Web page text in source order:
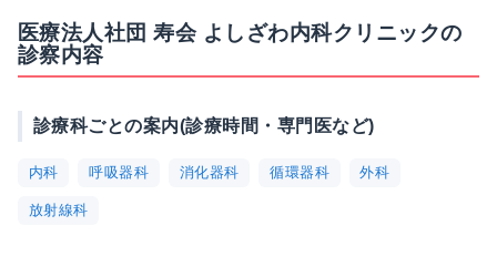
医療法人社団 寿会 よしざわ内科クリニックの
診察内容
診療科ごとの案内(診療時間・専門医など)
内科 呼吸器科 消化器科 循環器科 外科
放射線科